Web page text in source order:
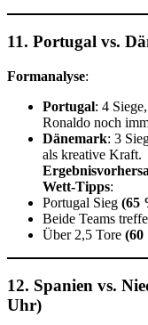
11. Portugal vs.
Formanalyse:
Portugal: 4
Ronaldo noch
Dänemark: 3
als kreative Kraft.
Wett-Tipps:
Portugal Sieg (65
Beide Teams
Über 2,5 Tore (60
12. Spanien vs.
Uhr)